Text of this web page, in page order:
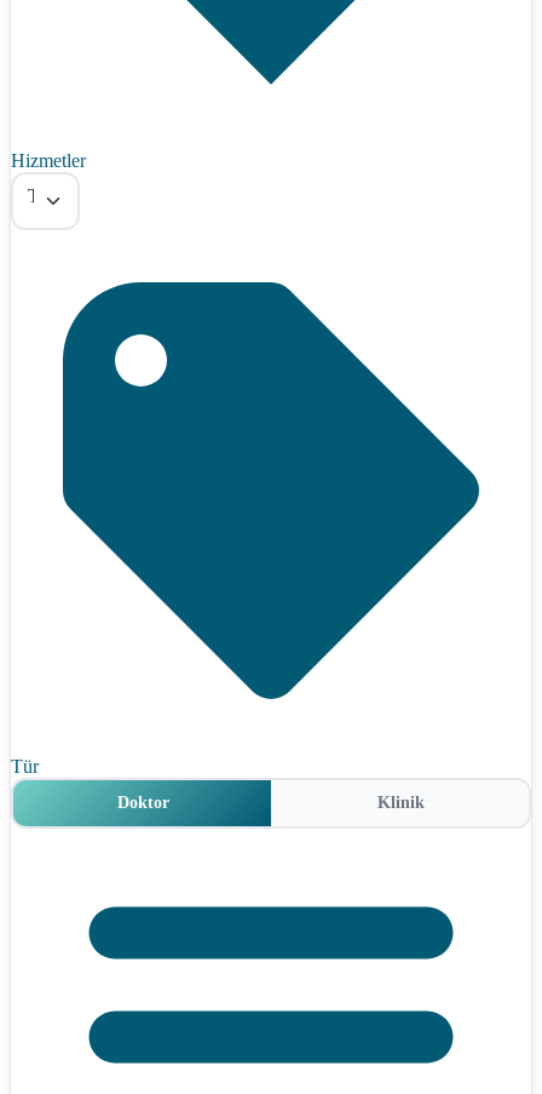
Hizmetler
Tümü
Tür
Doktor Klinik